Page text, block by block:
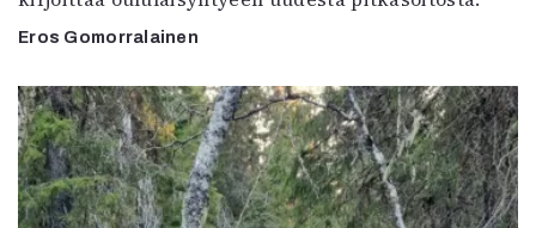
Eros Gomorralainen